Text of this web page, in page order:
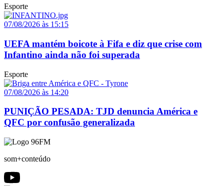
Esporte
07/08/2026 às 15:15
UEFA mantém boicote à Fifa e diz que crise com
Infantino ainda não foi superada
Esporte
07/08/2026 às 14:20
PUNIÇÃO PESADA: TJD denuncia América e
QFC por confusão generalizada
som+conteúdo